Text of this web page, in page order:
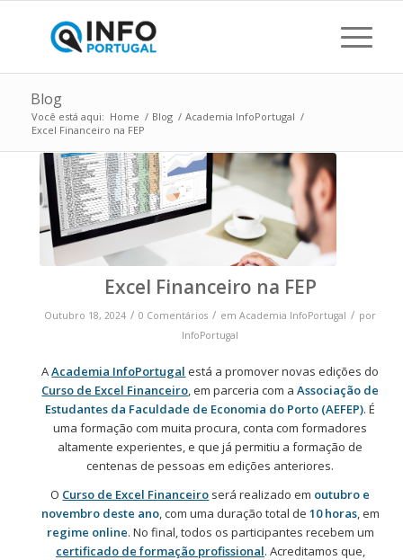
Blog
Você está aqui: Home / Blog / Academia InfoPortugal /
Excel Financeiro na FEP
Excel Financeiro na FEP
Outubro 18, 2024 / 0 Comentários / emAcademia InfoPortugal / por
InfoPortugal
AAcademia InfoPortugal está a promover novas edições do
Curso de Excel Financeiro, em parceria com aAssociação de
Estudantes da Faculdade de Economia do Porto (AEFEP). É
uma formação com muita procura, conta com formadores
altamente experientes, e que já permitiu a formação de
centenas de pessoas em edições anteriores.
O Curso de Excel Financeiro será realizado em outubro e
novembro deste ano, com uma duração total de 10 horas, em
regime online. No final, todos os participantes recebem um
certificado de formação profissional. Acreditamos que,